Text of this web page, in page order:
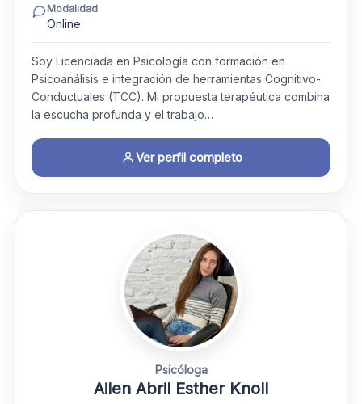
Modalidad
Online
Soy Licenciada en Psicología con formación en
Psicoanálisis e integración de herramientas Cognitivo-
Conductuales (TCC). Mi propuesta terapéutica combina
la escucha profunda y el trabajo…
Ver perfil completo
Psicóloga
Ailen Abril Esther Knoll